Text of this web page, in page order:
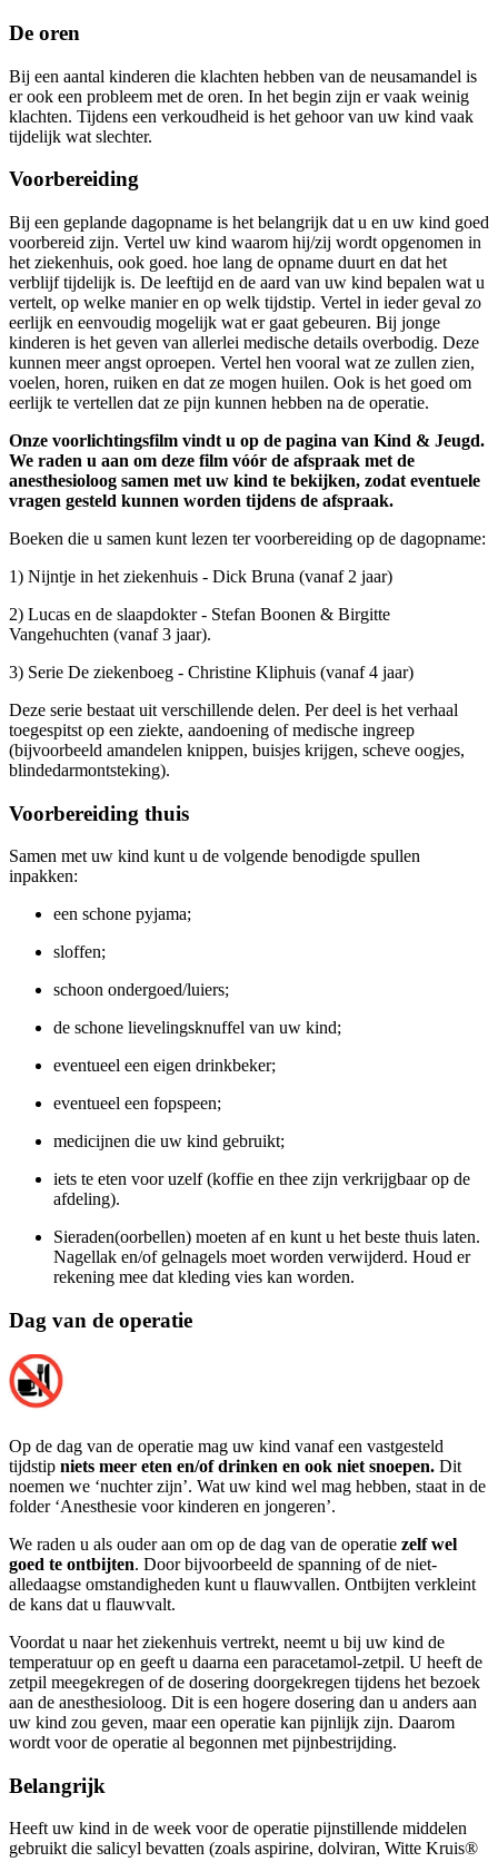
De oren
Bij een aantal kinderen die klachten hebben van de neusamandel is
er ook een probleem met de oren. In het begin zijn er vaak weinig
klachten. Tijdens een verkoudheid is het gehoor van uw kind vaak
tijdelijk wat slechter.
Voorbereiding
Bij een geplande dagopname is het belangrijk dat u en uw kind goed
voorbereid zijn. Vertel uw kind waarom hij/zij wordt opgenomen in
het ziekenhuis, ook goed. hoe lang de opname duurt en dat het
verblijf tijdelijk is. De leeftijd en de aard van uw kind bepalen wat u
vertelt, op welke manier en op welk tijdstip. Vertel in ieder geval zo
eerlijk en eenvoudig mogelijk wat er gaat gebeuren. Bij jonge
kinderen is het geven van allerlei medische details overbodig. Deze
kunnen meer angst oproepen. Vertel hen vooral wat ze zullen zien,
voelen, horen, ruiken en dat ze mogen huilen. Ook is het goed om
eerlijk te vertellen dat ze pijn kunnen hebben na de operatie.
Onze voorlichtingsfilm vindt u op de pagina van Kind & Jeugd.
We raden u aan om deze film vóór de afspraak met de
anesthesioloog samen met uw kind te bekijken, zodat eventuele
vragen gesteld kunnen worden tijdens de afspraak.
Boeken die u samen kunt lezen ter voorbereiding op de dagopname:
1) Nijntje in het ziekenhuis - Dick Bruna (vanaf 2 jaar)
2) Lucas en de slaapdokter - Stefan Boonen & Birgitte
Vangehuchten (vanaf 3 jaar).
3) Serie De ziekenboeg - Christine Kliphuis (vanaf 4 jaar)
Deze serie bestaat uit verschillende delen. Per deel is het verhaal
toegespitst op een ziekte, aandoening of medische ingreep
(bijvoorbeeld amandelen knippen, buisjes krijgen, scheve oogjes,
blindedarmontsteking).
Voorbereiding thuis
Samen met uw kind kunt u de volgende benodigde spullen
inpakken:
een schone pyjama;
sloffen;
schoon ondergoed/luiers;
de schone lievelingsknuffel van uw kind;
eventueel een eigen drinkbeker;
eventueel een fopspeen;
medicijnen die uw kind gebruikt;
iets te eten voor uzelf (koffie en thee zijn verkrijgbaar op de
afdeling).
Sieraden(oorbellen) moeten af en kunt u het beste thuis laten.
Nagellak en/of gelnagels moet worden verwijderd. Houd er
rekening mee dat kleding vies kan worden.
Dag van de operatie
Op de dag van de operatie mag uw kind vanaf een vastgesteld
tijdstip niets meer eten en/of drinken en ook niet snoepen. Dit
noemen we ‘nuchter zijn’. Wat uw kind wel mag hebben, staat in de
folder ‘Anesthesie voor kinderen en jongeren’.
We raden u als ouder aan om op de dag van de operatie zelf wel
goed te ontbijten. Door bijvoorbeeld de spanning of de niet-
alledaagse omstandigheden kunt u flauwvallen. Ontbijten verkleint
de kans dat u flauwvalt.
Voordat u naar het ziekenhuis vertrekt, neemt u bij uw kind de
temperatuur op en geeft u daarna een paracetamol-zetpil. U heeft de
zetpil meegekregen of de dosering doorgekregen tijdens het bezoek
aan de anesthesioloog. Dit is een hogere dosering dan u anders aan
uw kind zou geven, maar een operatie kan pijnlijk zijn. Daarom
wordt voor de operatie al begonnen met pijnbestrijding.
Belangrijk
Heeft uw kind in de week voor de operatie pijnstillende middelen
gebruikt die salicyl bevatten (zoals aspirine, dolviran, Witte Kruis®